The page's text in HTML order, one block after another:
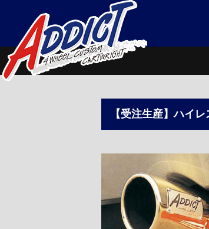
【受注生産】ハイ